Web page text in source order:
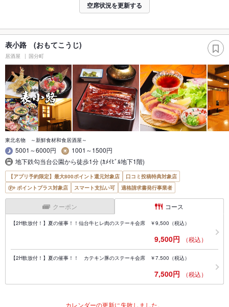
空席状況を更新する
表小路 (おもてこうじ)
居酒屋 国分町
東北名物 ～新鮮食材和食居酒屋～
5001～6000円
1001～1500円
地下鉄勾当台公園から徒歩1分 (ｶﾒｲﾋﾞﾙ地下1階)
【アプリ予約限定】最大800ポイント還元対象店
口コミ投稿特典対象店
ポイントプラス対象店
スマート支払い可 適格請求書発行事業者
クーポン コース
【2H飲放付！】夏の催事！！仙台牛ヒレ肉のステーキ会席 ￥9,500（税込）
9,500円 （税込）
【2H飲放付！】夏の催事！！ カテキン豚のステーキ会席 ￥7.500（税込）
7,500円 （税込）
カレンダーの更新に失敗しました。